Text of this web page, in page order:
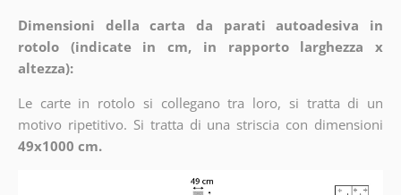
Dimensioni della carta da parati autoadesiva in
rotolo (indicate in cm, in rapporto larghezza x
altezza):
Le carte in rotolo si collegano tra loro, si tratta di un
motivo ripetitivo. Si tratta di una striscia con dimensioni
49x1000 cm.